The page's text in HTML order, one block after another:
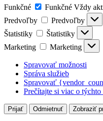
Funkčné
Funkčné Vždy
Predvoľby
Predvoľby
Štatistiky
Štatistiky
Marketing
Marketing
Spravovať možnosti
Správa služieb
Spravovať
Prečítajte si viac o týchto
Prijať Odmietnuť Zobraziť